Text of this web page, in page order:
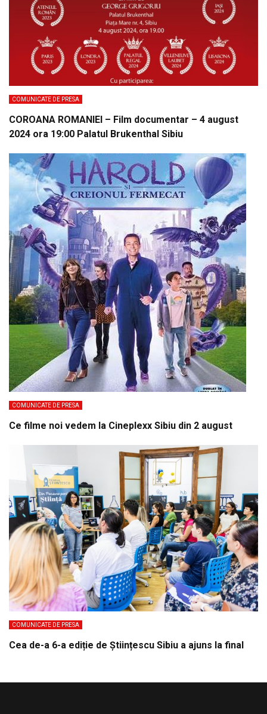
COMUNICATE DE PRESA
COROANA ROMANIEI – Film documentar – 4 august
2024 ora 19:00 Palatul Brukenthal Sibiu
COMUNICATE DE PRESA
Ce filme noi vedem la Cineplexx Sibiu din 2 august
COMUNICATE DE PRESA
Cea de-a 6-a ediție de Științescu Sibiu a ajuns la final